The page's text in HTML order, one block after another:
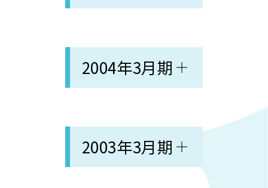
2004年3月期
2003年3月期